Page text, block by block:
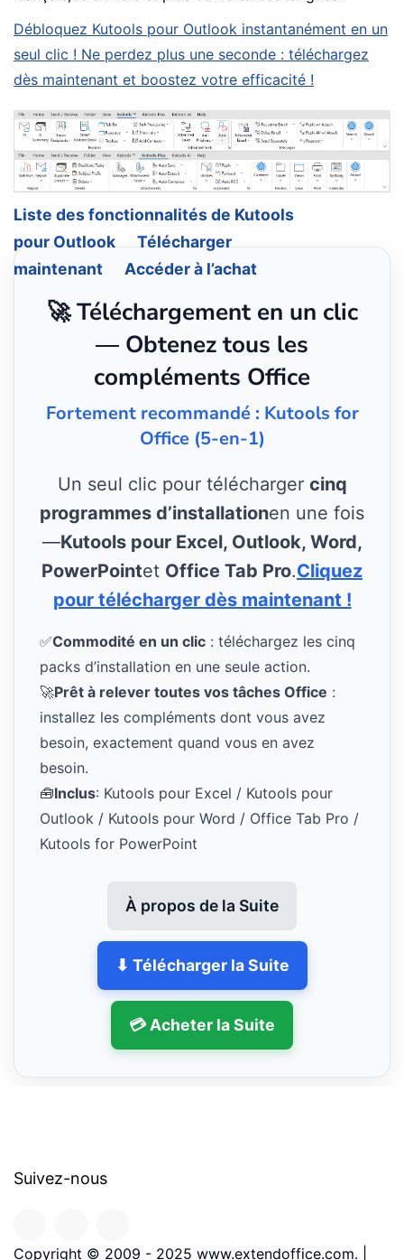
Débloquez Kutools pour Outlook instantanément en un
seul clic ! Ne perdez plus une seconde : téléchargez
dès maintenant et boostez votre efficacité !
Liste des fonctionnalités de Kutools
pour Outlook
Télécharger
maintenant
Accéder à l’achat
🚀 Téléchargement en un clic
— Obtenez tous les
compléments Office
Fortement recommandé : Kutools for
Office (5-en-1)
Un seul clic pour télécharger cinq
programmes d’installationen une fois
—Kutools pour Excel, Outlook, Word,
PowerPointet Office Tab Pro.Cliquez
pour télécharger dès maintenant !
✅Commodité en un clic : téléchargez les cinq
packs d’installation en une seule action.
🚀Prêt à relever toutes vos tâches Office :
installez les compléments dont vous avez
besoin, exactement quand vous en avez
besoin.
🧰Inclus: Kutools pour Excel / Kutools pour
Outlook / Kutools pour Word / Office Tab Pro /
Kutools for PowerPoint
À propos de la Suite
⬇ Télécharger la Suite
💳 Acheter la Suite
Suivez-nous
Copyright © 2009 - 2025 www.extendoffice.com. |